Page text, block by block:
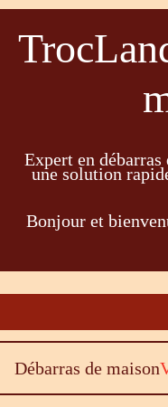
Expert en
une solution
Bonjour et
Débarras de maison